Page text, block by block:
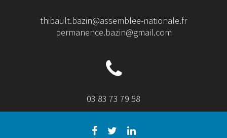
thibault.bazin@assemblee-nationale.fr
permanence.bazin@gmail.com
03 83 73 79 58